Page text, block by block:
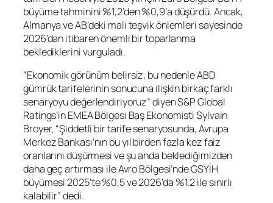
büyüme tahminini %1,2’den %0,9’a düşürdü. Ancak,
Almanya ve AB’deki mali teşvik önlemleri sayesinde
2026’dan itibaren önemli bir toparlanma
beklediklerini vurguladı.
“Ekonomik görünüm belirsiz, bu nedenle ABD
gümrük tarifelerinin sonucuna ilişkin birkaç farklı
senaryoyu değerlendiriyoruz” diyen S&P Global
Ratings’in EMEA Bölgesi Baş Ekonomisti Sylvain
Broyer, “Şiddetli bir tarife senaryosunda, Avrupa
Merkez Bankası’nın bu yıl birden fazla kez faiz
oranlarını düşürmesi ve şu anda beklediğimizden
daha geç artırması ile Avro Bölgesi’nde GSYİH
büyümesi 2025‘te %0,5 ve 2026’da %1,2 ile sınırlı
kalabilir” dedi.